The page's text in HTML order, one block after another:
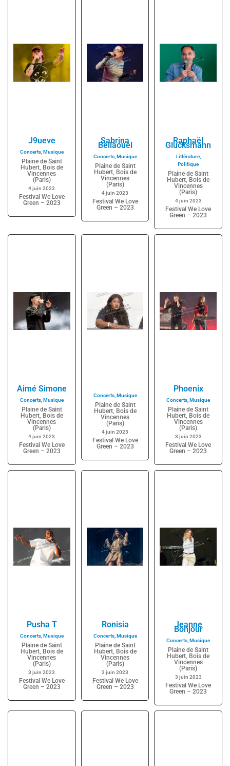
J9ueve
Concerts,Musique
Plaine de Saint
Hubert, Bois de
Vincennes
(Paris)
4 juin 2023
Festival We Love
Green – 2023
Sabrina
Bellaouel
Concerts,Musique
Plaine de Saint
Hubert, Bois de
Vincennes
(Paris)
4 juin 2023
Festival We Love
Green – 2023
Raphaël
Glucksmann
Littérature,
Politique
Plaine de Saint
Hubert, Bois de
Vincennes
(Paris)
4 juin 2023
Festival We Love
Green – 2023
Aimé Simone
Concerts,Musique
Plaine de Saint
Hubert, Bois de
Vincennes
(Paris)
4 juin 2023
Festival We Love
Green – 2023
Concerts,Musique
Plaine de Saint
Hubert, Bois de
Vincennes
(Paris)
4 juin 2023
Festival We Love
Green – 2023
Phoenix
Concerts,Musique
Plaine de Saint
Hubert, Bois de
Vincennes
(Paris)
3 juin 2023
Festival We Love
Green – 2023
Pusha T
Concerts,Musique
Plaine de Saint
Hubert, Bois de
Vincennes
(Paris)
3 juin 2023
Festival We Love
Green – 2023
Ronisia
Concerts,Musique
Plaine de Saint
Hubert, Bois de
Vincennes
(Paris)
3 juin 2023
Festival We Love
Green – 2023
Jeanne
Bonjour
Concerts,Musique
Plaine de Saint
Hubert, Bois de
Vincennes
(Paris)
3 juin 2023
Festival We Love
Green – 2023